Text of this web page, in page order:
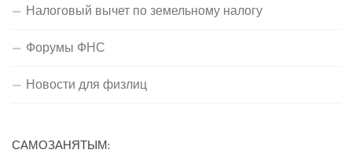
Налоговый вычет по земельному налогу
Форумы ФНС
Новости для физлиц
САМОЗАНЯТЫМ: